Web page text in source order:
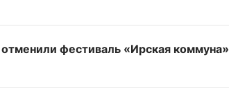
фестиваль «Ирская коммуна»